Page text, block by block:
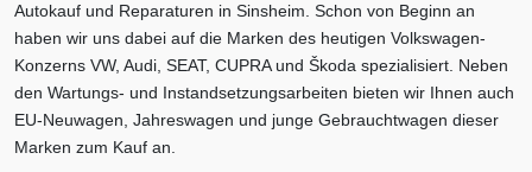
Autokauf und Reparaturen in Sinsheim. Schon von Beginn an
haben wir uns dabei auf die Marken des heutigen Volkswagen-
Konzerns VW, Audi, SEAT, CUPRA und Škoda spezialisiert. Neben
den Wartungs- und Instandsetzungsarbeiten bieten wir Ihnen auch
EU-Neuwagen, Jahreswagen und junge Gebrauchtwagen dieser
Marken zum Kauf an.